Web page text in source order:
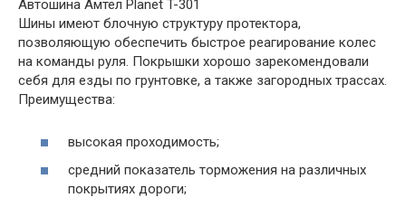
Автошина Амтел Planet T-301
Шины имеют блочную структуру протектора,
позволяющую обеспечить быстрое реагирование колес
на команды руля. Покрышки хорошо зарекомендовали
себя для езды по грунтовке, а также загородных трассах.
Преимущества:
высокая проходимость;
средний показатель торможения на различных
покрытиях дороги;